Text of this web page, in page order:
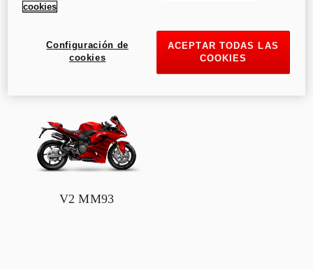
MXN 453,900
V2 MM93
cookies
ACEPTAR TODAS LAS
COOKIES
Configuración de
cookies